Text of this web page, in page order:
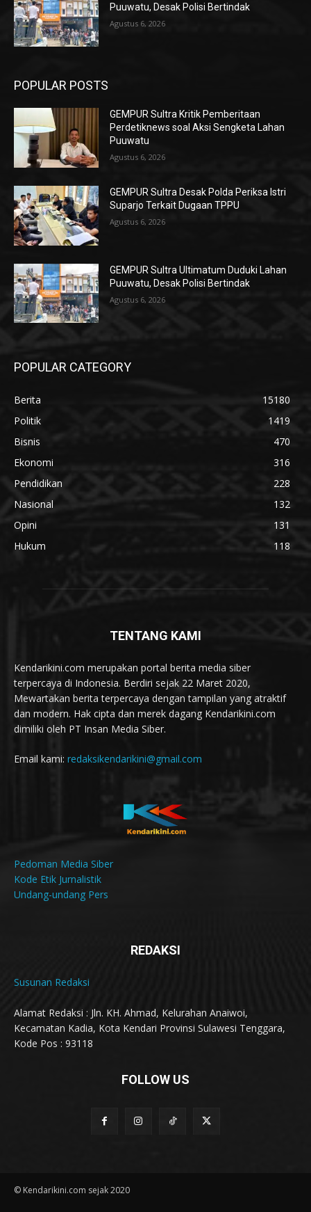
Puuwatu, Desak Polisi Bertindak
Agustus 6, 2026
POPULAR POSTS
GEMPUR Sultra Kritik Pemberitaan
Perdetiknews soal Aksi Sengketa Lahan
Puuwatu
Agustus 6, 2026
GEMPUR Sultra Desak Polda Periksa Istri
Suparjo Terkait Dugaan TPPU
Agustus 6, 2026
GEMPUR Sultra Ultimatum Duduki Lahan
Puuwatu, Desak Polisi Bertindak
Agustus 6, 2026
POPULAR CATEGORY
Berita
15180
Politik
1419
Bisnis
470
Ekonomi
316
Pendidikan
228
Nasional
132
Opini
131
Hukum
118
TENTANG KAMI
Kendarikini.com merupakan portal berita media siber
terpercaya di Indonesia. Berdiri sejak 22 Maret 2020,
Mewartakan berita terpercaya dengan tampilan yang atraktif
dan modern. Hak cipta dan merek dagang Kendarikini.com
dimiliki oleh PT Insan Media Siber.
Email kami: redaksikendarikini@gmail.com
Pedoman Media Siber
Kode Etik Jurnalistik
Undang-undang Pers
REDAKSI
Susunan Redaksi
Alamat Redaksi : Jln. KH. Ahmad, Kelurahan Anaiwoi,
Kecamatan Kadia, Kota Kendari Provinsi Sulawesi Tenggara,
Kode Pos : 93118
FOLLOW US
© Kendarikini.com sejak 2020